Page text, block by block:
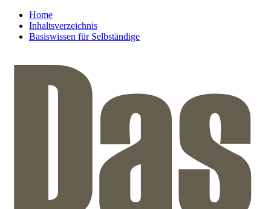
Home
Inhaltsverzeichnis
Basiswissen für Selbständige